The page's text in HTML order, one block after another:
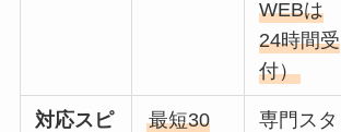
WEBは
24時間受
付）
対応スピ
最短30
専門スタ